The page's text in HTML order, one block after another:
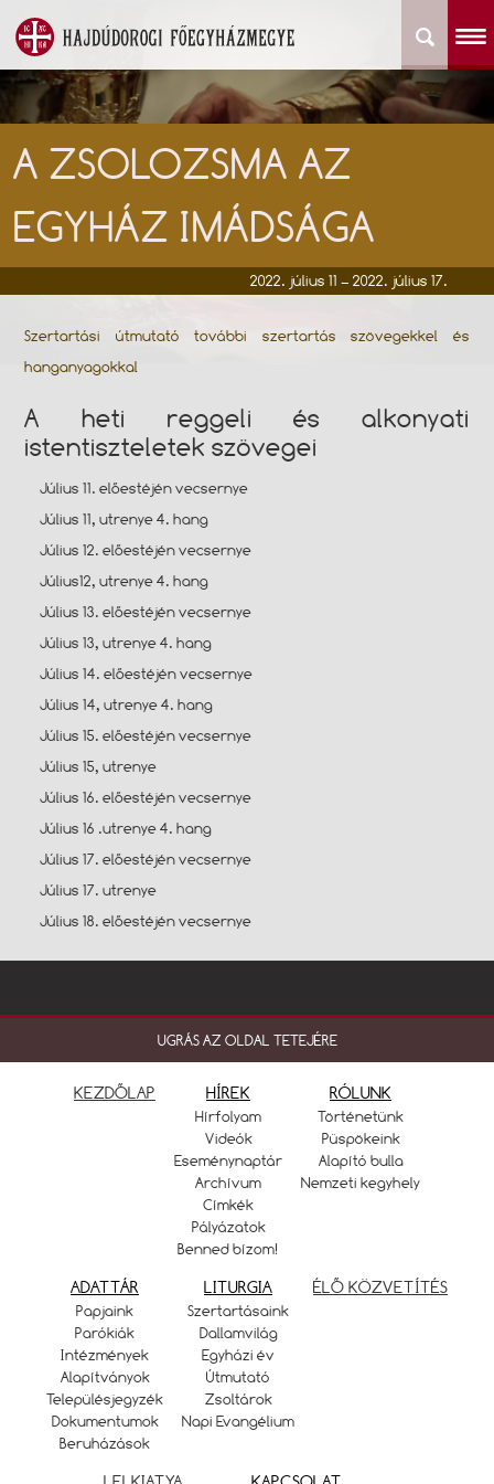
A ZSOLOZSMA AZ
EGYHÁZ IMÁDSÁGA
2022. július 11 – 2022. július 17.
Szertartási útmutató további szertartás szövegekkel és
hanganyagokkal
A heti reggeli és alkonyati
istentiszteletek szövegei
Július 11. előestéjén vecsernye
Július 11, utrenye 4. hang
Július 12. előestéjén vecsernye
Július12, utrenye 4. hang
Július 13. előestéjén vecsernye
Július 13, utrenye 4. hang
Július 14. előestéjén vecsernye
Július 14, utrenye 4. hang
Július 15. előestéjén vecsernye
Július 15, utrenye
Július 16. előestéjén vecsernye
Július 16 .utrenye 4. hang
Július 17. előestéjén vecsernye
Július 17. utrenye
Július 18. előestéjén vecsernye
UGRÁS AZ OLDAL TETEJÉRE
KEZDŐLAP HÍREK
Hírfolyam
Videók
Eseménynaptár
Archívum
Címkék
Pályázatok
Benned bízom!
RÓLUNK
Történetünk
Püspökeink
Alapító bulla
Nemzeti kegyhely
ADATTÁR
Papjaink
Parókiák
Intézmények
Alapítványok
Településjegyzék
Dokumentumok
Beruházások
LITURGIA
Szertartásaink
Dallamvilág
Egyházi év
Útmutató
Zsoltárok
Napi Evangélium
ÉLŐ KÖZVETÍTÉS